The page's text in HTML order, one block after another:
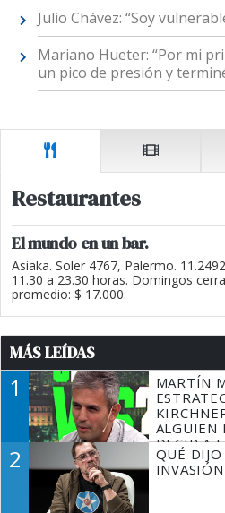
Julio Chávez: “Soy
Mariano Hueter: “Por mi
un pico de presión y
Restaurantes
El mundo en un bar.
Asiaka. Soler 4767, Palermo.
11.30 a 23.30 horas. Domingos
promedio: $ 17.000.
MÁS LEÍDAS
1
MARTÍN
ALGUIEN
DECIR A
TIENE
2
QUÉ